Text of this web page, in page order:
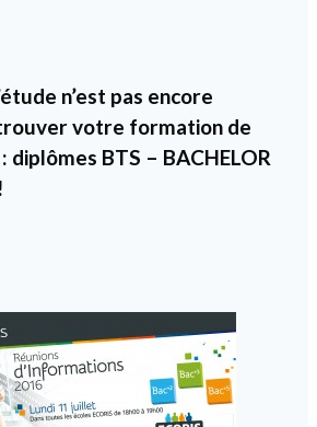
n’est pas encore
votre formation de
diplômes BTS – BACHELOR